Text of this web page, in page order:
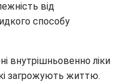
від
способу
внутрішньовенно ліки
загрожують життю.